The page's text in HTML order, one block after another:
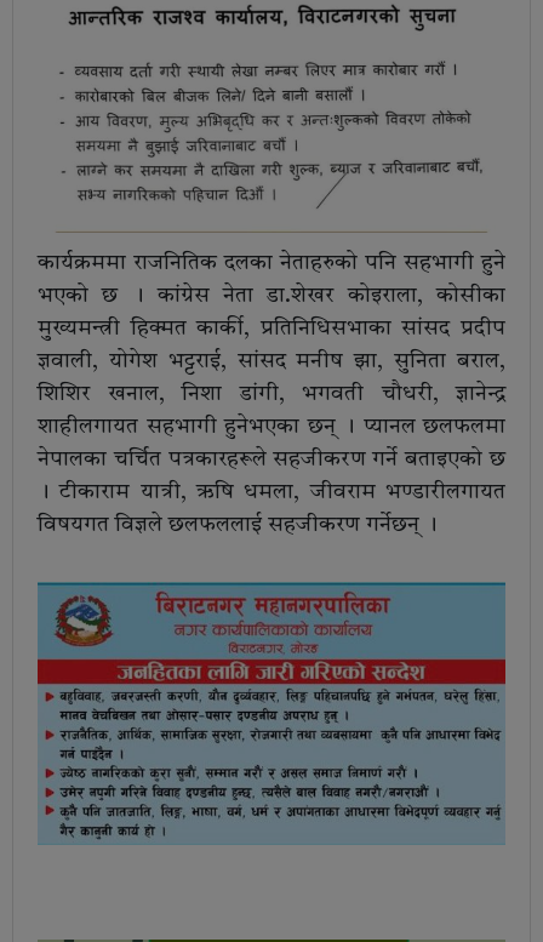
कार्यक्रममा राजनितिक दलका नेताहरुको पनि सहभागी हुने
भएको छ । कांग्रेस नेता डा.शेखर कोइराला, कोसीका
मुख्यमन्त्री हिक्मत कार्की, प्रतिनिधिसभाका सांसद प्रदीप
ज्ञवाली, योगेश भट्टराई, सांसद मनीष झा, सुनिता बराल,
शिशिर खनाल, निशा डांगी, भगवती चौधरी, ज्ञानेन्द्र
शाहीलगायत सहभागी हुनेभएका छन् । प्यानल छलफलमा
नेपालका चर्चित पत्रकारहरूले सहजीकरण गर्ने बताइएको छ
। टीकाराम यात्री, ऋषि धमला, जीवराम भण्डारीलगायत
विषयगत विज्ञले छलफललाई सहजीकरण गर्नेछन् ।